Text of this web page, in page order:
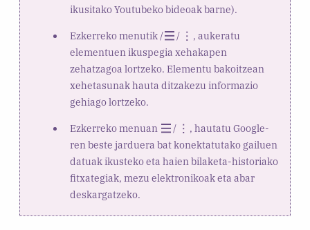
ikusitako Youtubeko bideoak barne).
Ezkerreko menutik / /
, aukeratu
elementuen ikuspegia xehakapen
zehatzagoa lortzeko. Elementu bakoitzean
xehetasunak hauta ditzakezu informazio
gehiago lortzeko.
Ezkerreko menuan /
, hautatu Google-
ren beste jarduera bat konektatutako gailuen
datuak ikusteko eta haien bilaketa-historiako
fitxategiak, mezu elektronikoak eta abar
deskargatzeko.